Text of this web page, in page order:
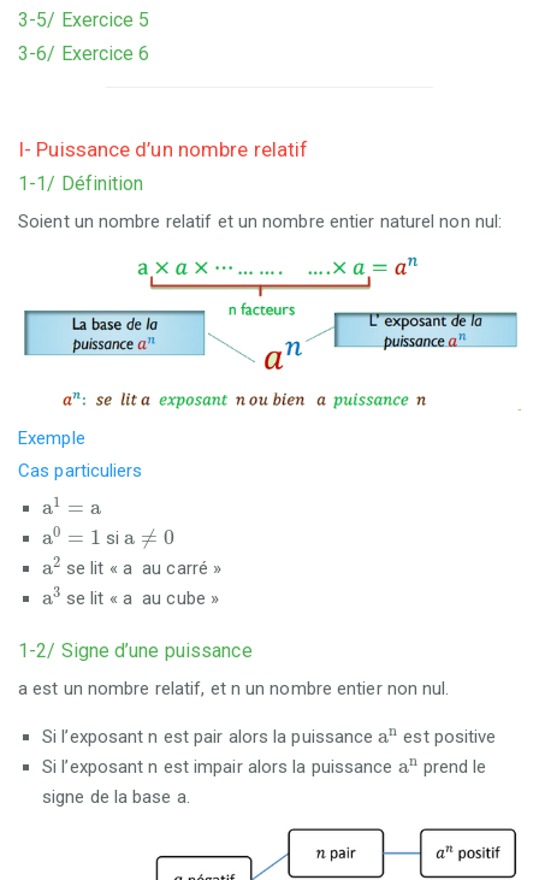
3-5/ Exercice 5
3-6/ Exercice 6
I- Puissance d’un nombre relatif
1-1/ Définition
Soient un nombre relatif et un nombre entier naturel non nul:
Exemple
Cas particuliers
a1 = a
1
a0 = 1
0
sia ≠ 0
a
0
a2
2
se lit « a au carré »
a3
3
se lit « a au cube »
1-2/ Signe d’une puissance
a est un nombre relatif, et n un nombre entier non nul.
Si l’exposant n est pair alors la puissancean
an est positive
Si l’exposant n est impair alors la puissance an
an prend le
signe de la base a.